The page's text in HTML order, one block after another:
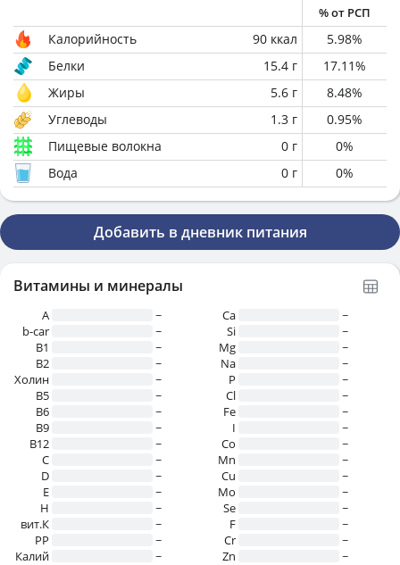
% от РСП
Калорийность 90 ккал 5.98%
Белки
15.4 г 17.11%
Жиры
5.6 г 8.48%
Углеводы
1.3 г 0.95%
Пищевые волокна
0 г 0%
Вода
0 г 0%
Добавить в дневник питания
Витамины и минералы
A
~
b-car
~
В1
~
B2
~
Холин
~
B5
~
B6
~
B9
~
B12
~
C
~
D
~
E
~
H
~
вит.К
~
PP
~
Калий
~
Ca
~
Si
~
Mg
~
Na
~
P
~
Cl
~
Fe
~
I
~
Co
~
Mn
~
Cu
~
Mo
~
Se
~
F
~
Cr
~
Zn
~